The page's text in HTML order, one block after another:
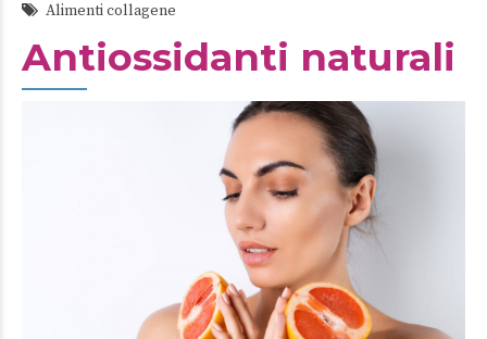
Alimenti collagene
Antiossidanti naturali